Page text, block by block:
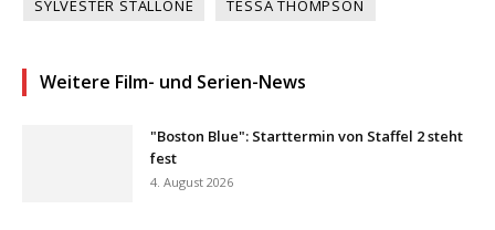
SYLVESTER STALLONE TESSA THOMPSON
Weitere Film- und Serien-News
"Boston Blue": Starttermin von Staffel 2 steht
fest
4. August 2026